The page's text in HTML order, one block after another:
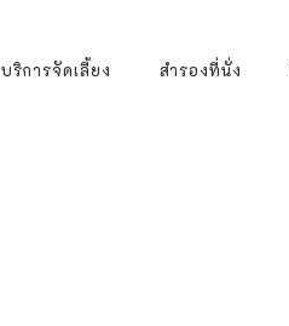
บริการจัดเลี้ยง สำรองที่นั่ง